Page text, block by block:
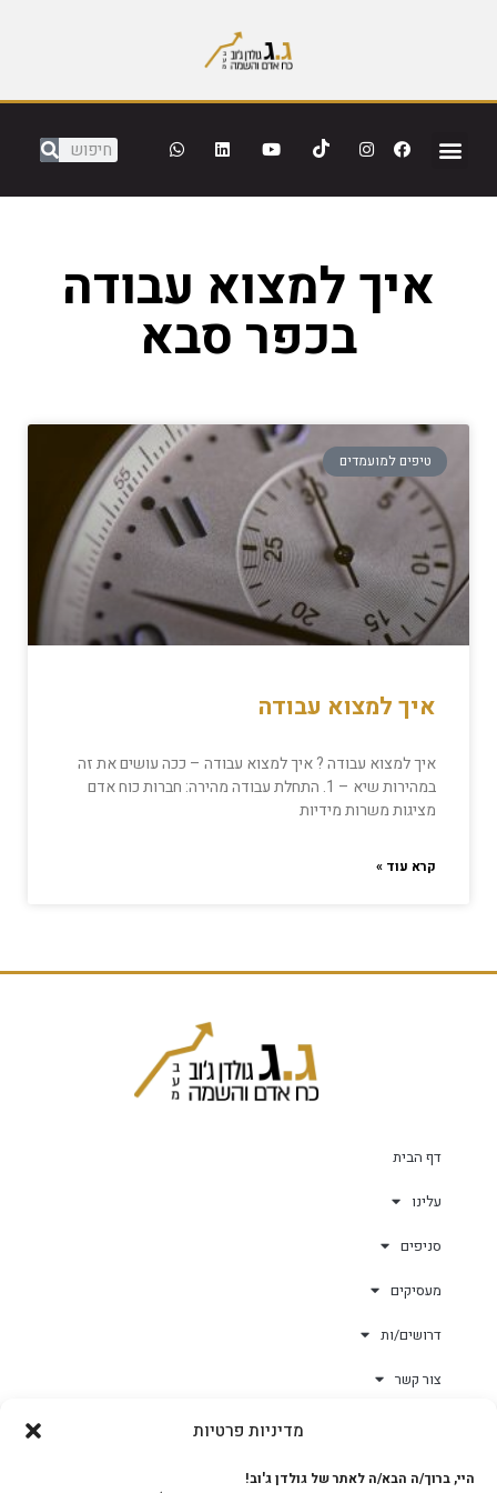
מדיניות פרטיות
היי, ברוך/ה הבא/ה לאתר של גולדן ג'וב!
איך למצוא עבודה
בכפר סבא
טיפים למועמדים
איך למצוא עבודה
איך למצוא עבודה ? איך למצוא עבודה – ככה עושים את זה
במהירות שיא – 1. התחלת עבודה מהירה: חברות כוח אדם
מציגות משרות מידיות
קרא עוד »
דף הבית
עלינו
סניפים
מעסיקים
דרושים/ות
צור קשר